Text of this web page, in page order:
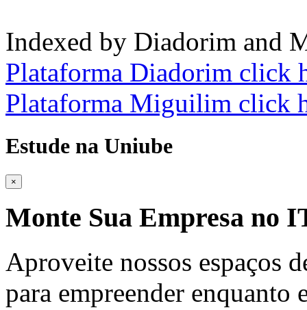
Indexed by Diadorim and
Plataforma Diadorim click
Plataforma Miguilim click
Estude na Uniube
×
Monte Sua Empresa no
Aproveite nossos espaços
para empreender enquanto